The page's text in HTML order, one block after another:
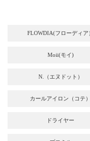
FLOWDIA(フローディア
Moii(モイ)
N.（エヌドット）
カールアイロン（コテ）
ドライヤー